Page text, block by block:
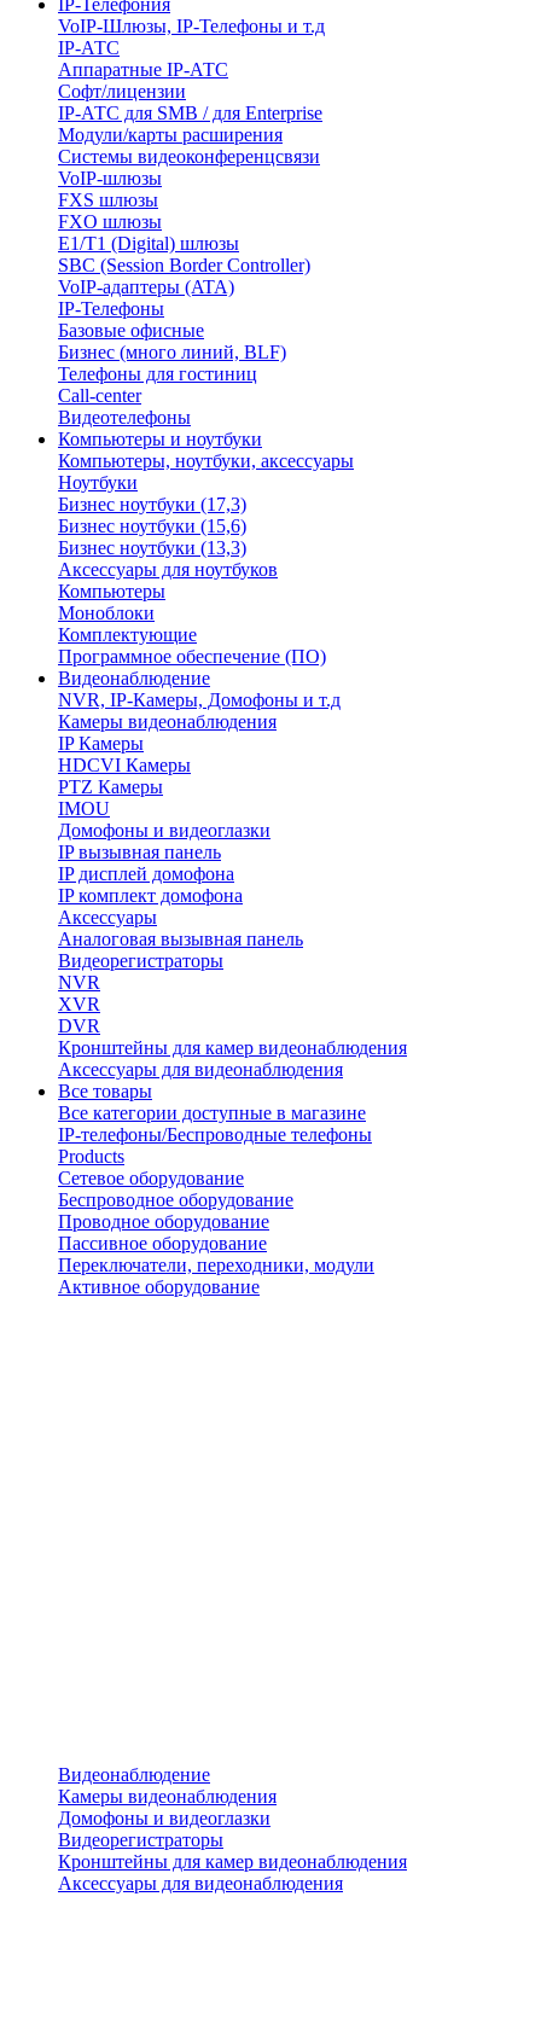
IP-Телефония
VoIP-Шлюзы, IP-Телефоны и т.д
IP-АТС
Аппаратные IP-АТС
Софт/лицензии
IP-АТС для SMB / для Enterprise
Модули/карты расширения
Системы видеоконференцсвязи
VoIP-шлюзы
FXS шлюзы
FXO шлюзы
E1/T1 (Digital) шлюзы
SBC (Session Border Controller)
VoIP-адаптеры (ATA)
IP-Телефоны
Базовые офисные
Бизнес (много линий, BLF)
Телефоны для гостиниц
Call-center
Видеотелефоны
Компьютеры и ноутбуки
Компьютеры, ноутбуки, аксессуары
Ноутбуки
Бизнес ноутбуки (17,3)
Бизнес ноутбуки (15,6)
Бизнес ноутбуки (13,3)
Аксессуары для ноутбуков
Компьютеры
Моноблоки
Комплектующие
Программное обеспечение (ПО)
Видеонаблюдение
NVR, IP-Камеры, Домофоны и т.д
Камеры видеонаблюдения
IP Камеры
HDCVI Камеры
PTZ Камеры
IMOU
Домофоны и видеоглазки
IP вызывная панель
IP дисплей домофона
IP комплект домофона
Аксессуары
Аналоговая вызывная панель
Видеорегистраторы
NVR
XVR
DVR
Кронштейны для камер видеонаблюдения
Аксессуары для видеонаблюдения
Все товары
Все категории доступные в магазине
IP-телефоны/Беспроводные телефоны
Products
Сетевое оборудование
Беспроводное оборудование
Проводное оборудование
Пассивное оборудование
Переключатели, переходники, модули
Активное оборудование
Видеонаблюдение
Камеры видеонаблюдения
Домофоны и видеоглазки
Видеорегистраторы
Кронштейны для камер видеонаблюдения
Аксессуары для видеонаблюдения